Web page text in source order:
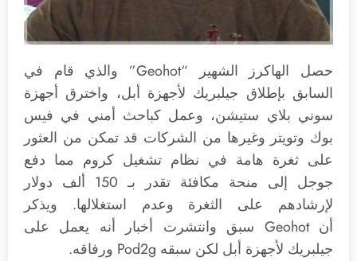
حصل الهاكرز الشهير “Geohot” والذي قام في
السابق بإطلاق جيلبريك لأجهزة أبل، واخترق أجهزة
سوني بلاي ستيشن، وعمل كباحث أمني في فيس
بوك وتويتر وغيرها من الشركات قد تمكن من العثور
على ثغرة هامة في نظام تشغيل كروم مما دفع
جوجل إلى منحة مكافئة تقدر بـ 150 ألف دولار
لإرشادهم على الثغرة وعدم استغلالها. ويذكر
أن Geohot سبق وانتشرت أخبار أنه يعمل على
جيلبريك لأجهزة أبل لكن سبقه Pod2g ورفاقه.